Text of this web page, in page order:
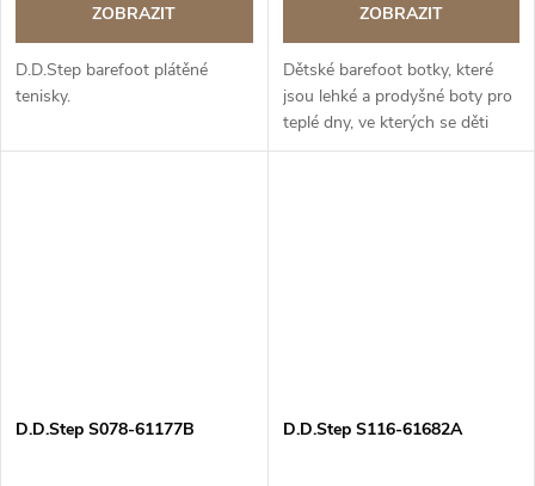
ZOBRAZIT
D.D.Step barefoot plátěné
tenisky.
ZOBRAZIT
Dětské barefoot botky, které
jsou lehké a prodyšné boty pro
teplé dny, ve kterých se děti
mohou volně a pohodlně
D.D.Step S078-61177B D.D.Step S116-61682A